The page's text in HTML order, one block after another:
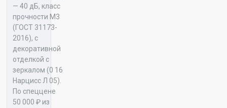
Панель 16 Консул Л 05
— 40 дБ, класс
прочности М3
(ГОСТ 31173-
2016), с
декоративной
отделкой с
зеркалом (0 16
Нарцисс Л 05).
По спеццене
50 000 ₽ из